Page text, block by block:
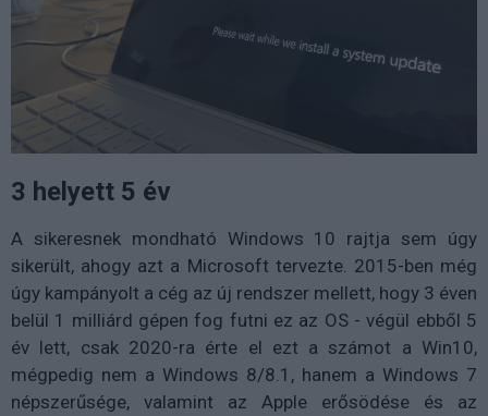
3 helyett 5 év
A sikeresnek mondható Windows 10 rajtja sem úgy
sikerült, ahogy azt a Microsoft tervezte. 2015-ben még
úgy kampányolt a cég az új rendszer mellett, hogy 3 éven
belül 1 milliárd gépen fog futni ez az OS - végül ebből 5
év lett, csak 2020-ra érte el ezt a számot a Win10,
mégpedig nem a Windows 8/8.1, hanem a Windows 7
népszerűsége, valamint az Apple erősödése és az